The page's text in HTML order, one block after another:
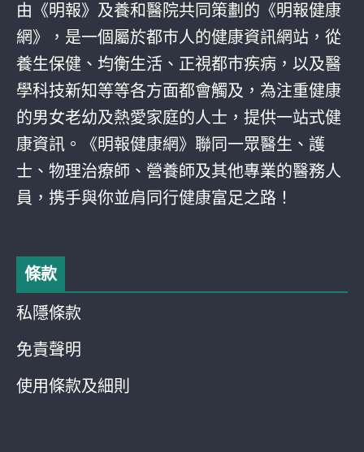
由《明報》及養和醫院共同策劃的《明報健康
網》，是一個屬於都巿人的健康資訊網站，從
養生保健、均衡生活、正視都巿疾病，以及醫
學科技新知等等各方面都會觸及，為注重健康
的男女老幼及熱愛家庭的人士，提供一站式健
康資訊。《明報健康網》聯同一眾醫生、護
士、物理治療師、營養師及其他專業的醫務人
員，携手與你並肩同行健康富足之路！
條款
私隱條款
免責聲明
使用條款及細則